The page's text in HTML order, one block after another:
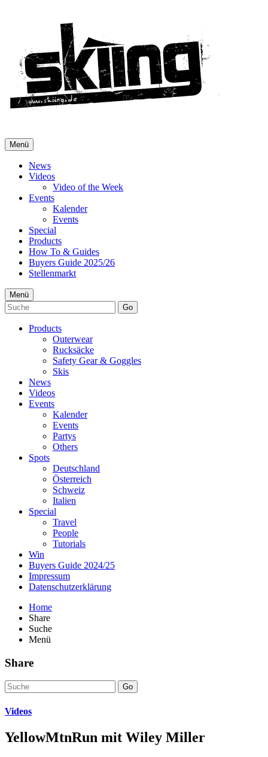
Menü
News
Videos
Video of the Week
Events
Kalender
Events
Special
Products
How To & Guides
Buyers Guide 2025/26
Stellenmarkt
Menü
Go
Products
Outerwear
Rucksäcke
Safety Gear & Goggles
Skis
News
Videos
Events
Kalender
Events
Partys
Others
Spots
Deutschland
Österreich
Schweiz
Italien
Special
Travel
People
Tutorials
Win
Buyers Guide 2024/25
Impressum
Datenschutzerklärung
Home
Share
Suche
Menü
Share
Go
Videos
YellowMtnRun mit Wiley Miller